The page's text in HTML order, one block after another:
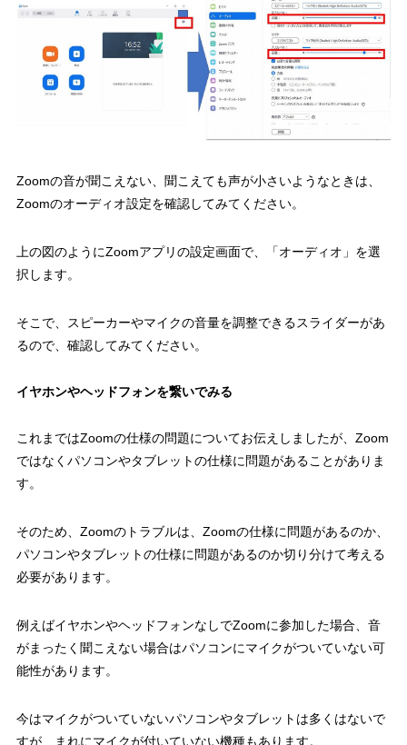
Zoomの音が聞こえない、聞こえても声が小さいようなときは、
Zoomのオーディオ設定を確認してみてください。
上の図のようにZoomアプリの設定画面で、「オーディオ」を選
択します。
そこで、スピーカーやマイクの音量を調整できるスライダーがあ
るので、確認してみてください。
イヤホンやヘッドフォンを繋いでみる
これまではZoomの仕様の問題についてお伝えしましたが、Zoom
ではなくパソコンやタブレットの仕様に問題があることがありま
す。
そのため、Zoomのトラブルは、Zoomの仕様に問題があるのか、
パソコンやタブレットの仕様に問題があるのか切り分けて考える
必要があります。
例えばイヤホンやヘッドフォンなしでZoomに参加した場合、音
がまったく聞こえない場合はパソコンにマイクがついていない可
能性があります。
今はマイクがついていないパソコンやタブレットは多くはないで
すが、まれにマイクが付いていない機種もあります。